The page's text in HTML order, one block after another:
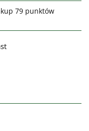
79 punktów